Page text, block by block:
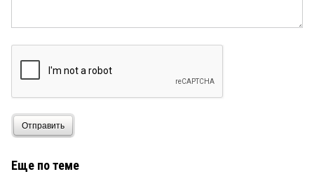
учителей и т.д и т.п.
а интересно, на содержание этого «специалиста»
может и пару физруков в придачу. жаль, нам это
Отправить
Еще по теме